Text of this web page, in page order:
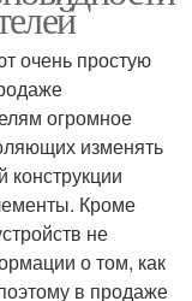
очень простую
огромное
изменять
Кроме
не
о том, как
в продаже